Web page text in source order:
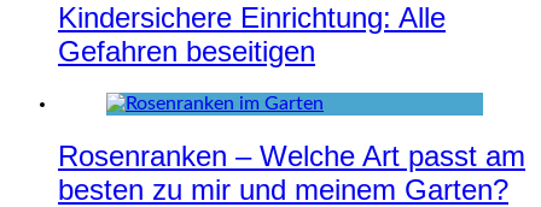
Kindersichere Einrichtung: Alle
Gefahren beseitigen
Rosenranken – Welche Art passt am
besten zu mir und meinem Garten?